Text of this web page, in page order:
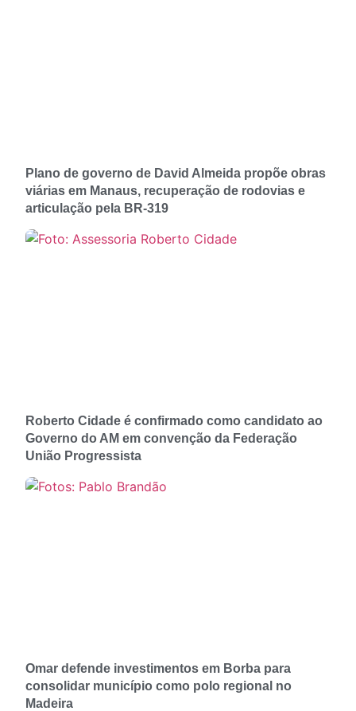
Plano de governo de David Almeida propõe obras
viárias em Manaus, recuperação de rodovias e
articulação pela BR-319
Roberto Cidade é confirmado como candidato ao
Governo do AM em convenção da Federação
União Progressista
Omar defende investimentos em Borba para
consolidar município como polo regional no
Madeira